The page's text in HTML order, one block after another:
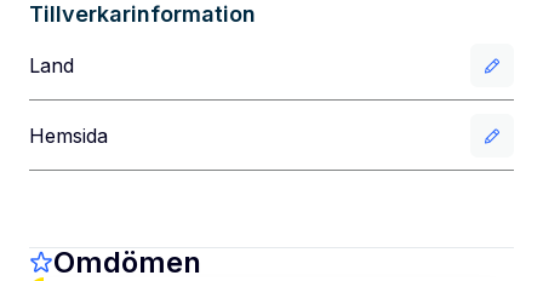
Tillverkarinformation
Land
Hemsida
Omdömen